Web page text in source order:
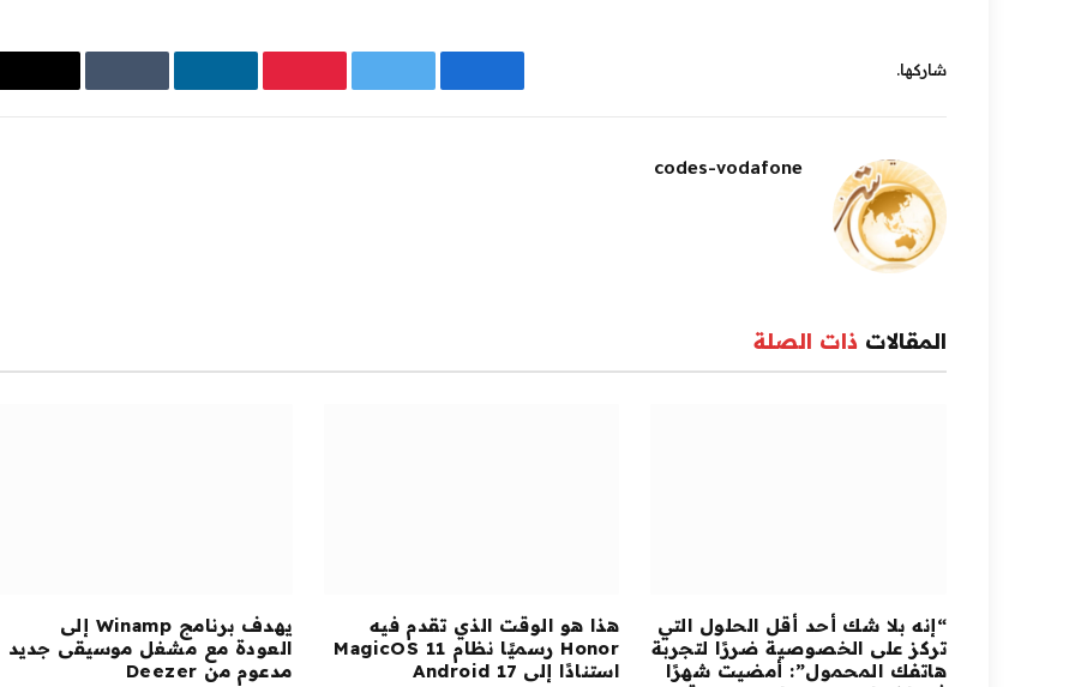
شاركها.
فيسبوك تويتر بينتيريستلينكدإن Tumblr
codes-vodafone
المقالات ذات الصلة
“إنه بلا شك أحد أقل الحلول التي
تركز على الخصوصية ضررًا لتجربة
هاتفك المحمول”: أمضيت شهرًا
هذا هو الوقت الذي تقدم فيه
Honor رسميًا نظام MagicOS 11
استنادًا إلى Android 17
يهدف برنامج Winamp إلى
العودة مع مشغل موسيقى جديد
مدعوم من Deezer